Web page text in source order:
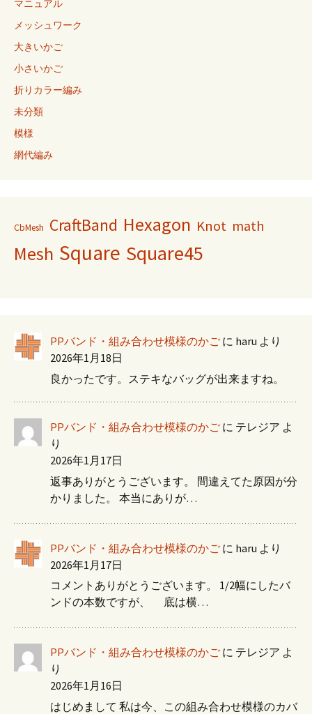
マニュアル
メッシュワーク
大きいかご
小さいかご
折りカラー編み
未分類
模様
網代編み
CbMesh CraftBand Hexagon Knot math
Mesh Square Square45
PPバンド・組み合わせ模様のかご に haru より
2026年1月18日
良かったです。ステキなバッグが出来ますね。
PPバンド・組み合わせ模様のかご に テレジア よ
り
2026年1月17日
返事ありがとうございます。 間違えてた原因が分
かりました。 本当にありが…
PPバンド・組み合わせ模様のかご に haru より
2026年1月17日
コメントありがとうございます。 1/2幅にしたバ
ンドの本数ですが、 底は横…
PPバンド・組み合わせ模様のかご に テレジア よ
り
2026年1月16日
はじめまして 私は今、この組み合わせ模様のカバ